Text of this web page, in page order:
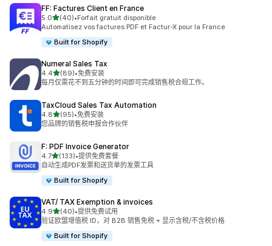
FF: Factures Client en France
5.0星（满分 5 星）
(40)
总共 40 条评论
•Forfait gratuit disponible
Automatisez vos factures PDF et Factur-X pour la France
Built for Shopify
Numeral Sales Tax
4.4星（满分 5 星）
(89)
总共 89 条评论
•免费安装
每月仅需花不到五分钟的时间即可完成销售税合规工作。
TaxCloud Sales Tax Automation
4.8星（满分 5 星）
(95)
总共 95 条评论
•免费安装
您品牌的销售税申报合作伙伴
F: PDF Invoice Generator
4.7星（满分 5 星）
(133)
总共 133 条评论
•提供免费套餐
自动生成PDF发票和送货单的发票工具
Built for Shopify
VAT/ TAX Exemption & invoices
4.9星（满分 5 星）
(40)
总共 40 条评论
•提供免费试用
验证欧盟增值税 ID，对 B2B 销售免税 + 显示含税/不含税价格
Built for Shopify